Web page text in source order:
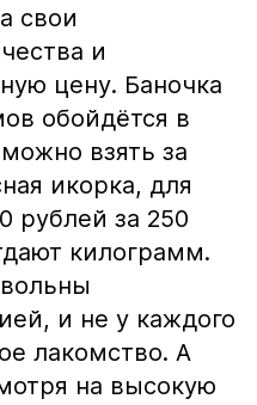
свои
и
цену. Баночка
обойдётся в
взять за
икорка, для
рублей за 250
килограмм.
и не у каждого
лакомство. А
на высокую